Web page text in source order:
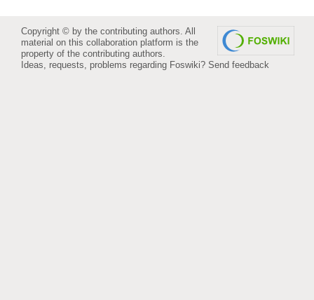
Copyright © by the contributing authors. All
material on this collaboration platform is the
property of the contributing authors.
Ideas, requests, problems regarding Foswiki? Send feedback